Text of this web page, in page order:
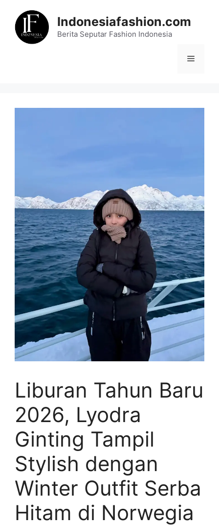
content
Indonesiafashion.com
Berita Seputar Fashion Indonesia
Menu
Liburan Tahun Baru
2026, Lyodra
Ginting Tampil
Stylish dengan
Winter Outfit Serba
Hitam di Norwegia